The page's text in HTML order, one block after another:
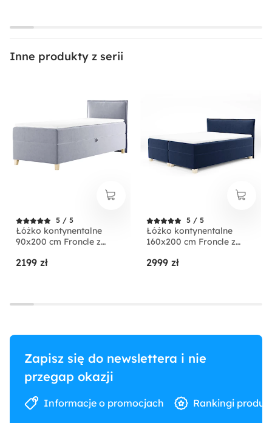
Inne produkty z serii
5 / 5
Łóżko kontynentalne
90x200 cm Froncle z
jednoosobowe jasnoszare
2199 zł
5 / 5
Łóżko kontynentalne
160x200 cm Froncle z
granatowe
2999 zł
Zapisz się do newslettera i nie
przegap okazji
Informacje o promocjach Rankingi